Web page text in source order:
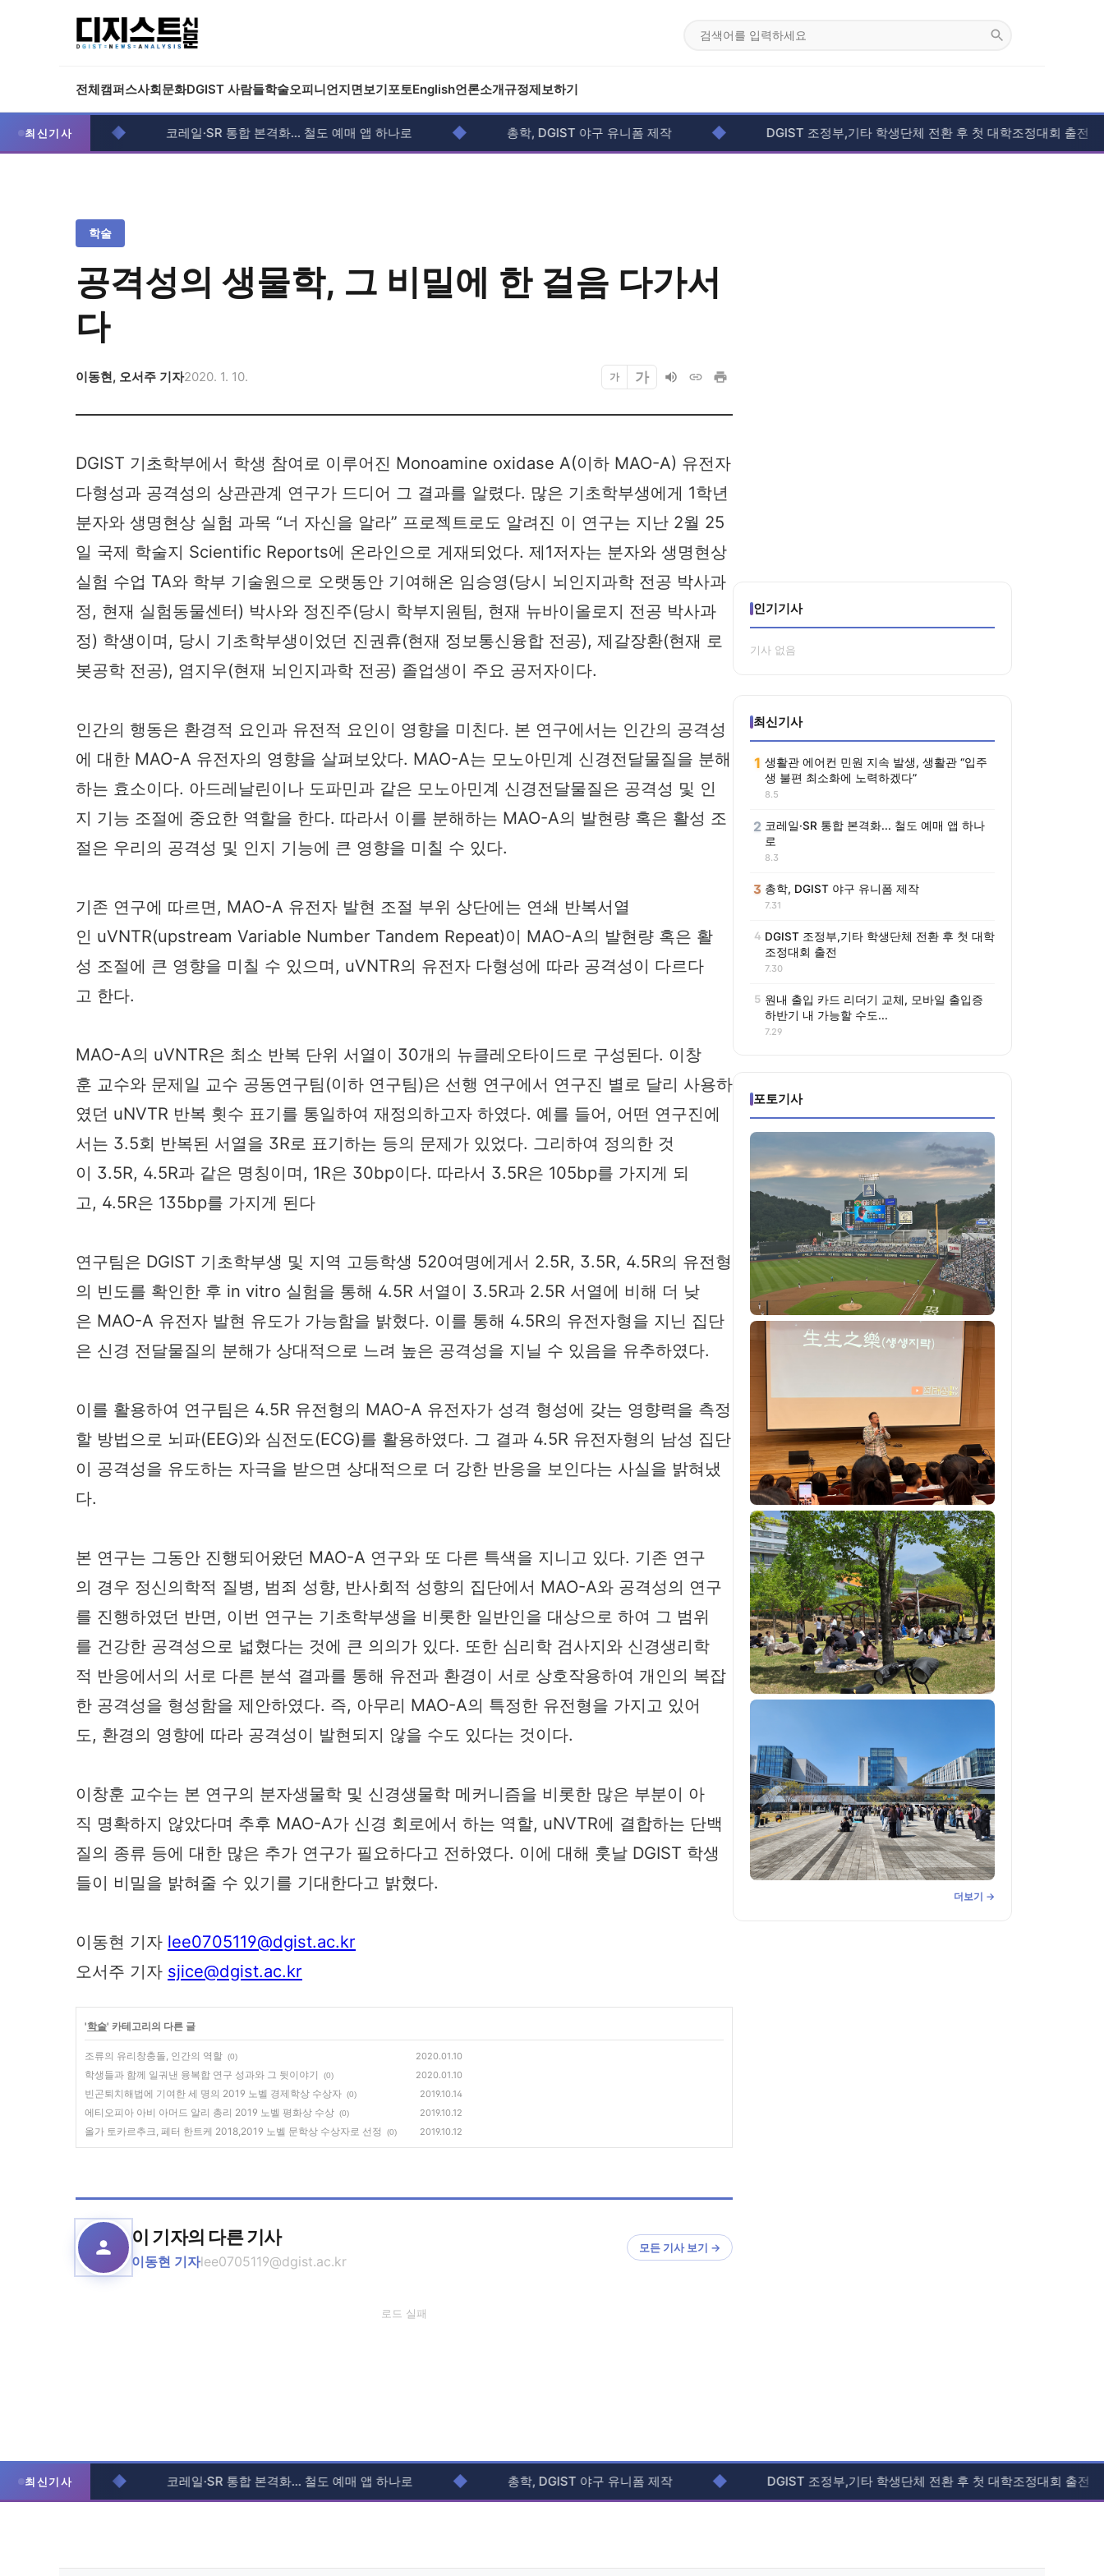
전체캠퍼스사회문화DGIST 사람들학술오피니언지면보기포토English언론소개규정제보하기
최신기사
다” 코레일·SR 통합 본격화... 철도 예매 앱 하나로 총학, DGIST 야구 유니폼 제작 DGIST 조정부,기타 학생단체 전환 후 첫 대학조정대회 출전
학술
공격성의 생물학, 그 비밀에 한 걸음 다가서
다
이동현, 오서주 기자2020. 1. 10. 가 가
DGIST 기초학부에서 학생 참여로 이루어진 Monoamine oxidase A(이하 MAO-A) 유전자
다형성과 공격성의 상관관계 연구가 드디어 그 결과를 알렸다. 많은 기초학부생에게 1학년
분자와 생명현상 실험 과목 “너 자신을 알라” 프로젝트로도 알려진 이 연구는 지난 2월 25
일 국제 학술지 Scientific Reports에 온라인으로 게재되었다. 제1저자는 분자와 생명현상
실험 수업 TA와 학부 기술원으로 오랫동안 기여해온 임승영(당시 뇌인지과학 전공 박사과
정, 현재 실험동물센터) 박사와 정진주(당시 학부지원팀, 현재 뉴바이올로지 전공 박사과
정) 학생이며, 당시 기초학부생이었던 진권휴(현재 정보통신융합 전공), 제갈장환(현재 로
봇공학 전공), 염지우(현재 뇌인지과학 전공) 졸업생이 주요 공저자이다.
인간의 행동은 환경적 요인과 유전적 요인이 영향을 미친다. 본 연구에서는 인간의 공격성
에 대한 MAO-A 유전자의 영향을 살펴보았다. MAO-A는 모노아민계 신경전달물질을 분해
하는 효소이다. 아드레날린이나 도파민과 같은 모노아민계 신경전달물질은 공격성 및 인
지 기능 조절에 중요한 역할을 한다. 따라서 이를 분해하는 MAO-A의 발현량 혹은 활성 조
절은 우리의 공격성 및 인지 기능에 큰 영향을 미칠 수 있다.
기존 연구에 따르면, MAO-A 유전자 발현 조절 부위 상단에는 연쇄 반복서열
인 uVNTR(upstream Variable Number Tandem Repeat)이 MAO-A의 발현량 혹은 활
성 조절에 큰 영향을 미칠 수 있으며, uVNTR의 유전자 다형성에 따라 공격성이 다르다
고 한다.
MAO-A의 uVNTR은 최소 반복 단위 서열이 30개의 뉴클레오타이드로 구성된다. 이창
훈 교수와 문제일 교수 공동연구팀(이하 연구팀)은 선행 연구에서 연구진 별로 달리 사용하
였던 uNVTR 반복 횟수 표기를 통일하여 재정의하고자 하였다. 예를 들어, 어떤 연구진에
서는 3.5회 반복된 서열을 3R로 표기하는 등의 문제가 있었다. 그리하여 정의한 것
이 3.5R, 4.5R과 같은 명칭이며, 1R은 30bp이다. 따라서 3.5R은 105bp를 가지게 되
고, 4.5R은 135bp를 가지게 된다
연구팀은 DGIST 기초학부생 및 지역 고등학생 520여명에게서 2.5R, 3.5R, 4.5R의 유전형
의 빈도를 확인한 후 in vitro 실험을 통해 4.5R 서열이 3.5R과 2.5R 서열에 비해 더 낮
은 MAO-A 유전자 발현 유도가 가능함을 밝혔다. 이를 통해 4.5R의 유전자형을 지닌 집단
은 신경 전달물질의 분해가 상대적으로 느려 높은 공격성을 지닐 수 있음을 유추하였다.
이를 활용하여 연구팀은 4.5R 유전형의 MAO-A 유전자가 성격 형성에 갖는 영향력을 측정
할 방법으로 뇌파(EEG)와 심전도(ECG)를 활용하였다. 그 결과 4.5R 유전자형의 남성 집단
이 공격성을 유도하는 자극을 받으면 상대적으로 더 강한 반응을 보인다는 사실을 밝혀냈
다.
본 연구는 그동안 진행되어왔던 MAO-A 연구와 또 다른 특색을 지니고 있다. 기존 연구
의 경우 정신의학적 질병, 범죄 성향, 반사회적 성향의 집단에서 MAO-A와 공격성의 연구
를 진행하였던 반면, 이번 연구는 기초학부생을 비롯한 일반인을 대상으로 하여 그 범위
를 건강한 공격성으로 넓혔다는 것에 큰 의의가 있다. 또한 심리학 검사지와 신경생리학
적 반응에서의 서로 다른 분석 결과를 통해 유전과 환경이 서로 상호작용하여 개인의 복잡
한 공격성을 형성함을 제안하였다. 즉, 아무리 MAO-A의 특정한 유전형을 가지고 있어
도, 환경의 영향에 따라 공격성이 발현되지 않을 수도 있다는 것이다.
이창훈 교수는 본 연구의 분자생물학 및 신경생물학 메커니즘을 비롯한 많은 부분이 아
직 명확하지 않았다며 추후 MAO-A가 신경 회로에서 하는 역할, uNVTR에 결합하는 단백
질의 종류 등에 대한 많은 추가 연구가 필요하다고 전하였다. 이에 대해 훗날 DGIST 학생
들이 비밀을 밝혀줄 수 있기를 기대한다고 밝혔다.
이동현 기자 lee0705119@dgist.ac.kr
오서주 기자 sjice@dgist.ac.kr
'학술' 카테고리의 다른 글
조류의 유리창충돌, 인간의 역할 (0) 2020.01.10
학생들과 함께 일궈낸 융복합 연구 성과와 그 뒷이야기 (0) 2020.01.10
빈곤퇴치해법에 기여한 세 명의 2019 노벨 경제학상 수상자 (0) 2019.10.14
에티오피아 아비 아머드 알리 총리 2019 노벨 평화상 수상 (0) 2019.10.12
올가 토카르추크, 페터 한트케 2018,2019 노벨 문학상 수상자로 선정 (0) 2019.10.12
이 기자의 다른 기사
이동현 기자lee0705119@dgist.ac.kr
모든 기사 보기 →
로드 실패
인기기사
기사 없음
최신기사
1 생활관 에어컨 민원 지속 발생, 생활관 “입주
생 불편 최소화에 노력하겠다”
8.5
2 코레일·SR 통합 본격화... 철도 예매 앱 하나
로
8.3
3 총학, DGIST 야구 유니폼 제작
7.31
4 DGIST 조정부,기타 학생단체 전환 후 첫 대학
조정대회 출전
7.30
5 원내 출입 카드 리더기 교체, 모바일 출입증
하반기 내 가능할 수도...
7.29
포토기사
[포토] 연둣빛 그라운드 위로 펼쳐진
DGIST...’Baseball Day’ 개최
[포토] ‘2026 비슬사계 여름에디션’ 찾
은 최태성 강사
[포토] ‘꽃이 머무는 시간’...보이스피싱
더보기 →
최신기사
겠다” 코레일·SR 통합 본격화... 철도 예매 앱 하나로 총학, DGIST 야구 유니폼 제작 DGIST 조정부,기타 학생단체 전환 후 첫 대학조정대회 출전